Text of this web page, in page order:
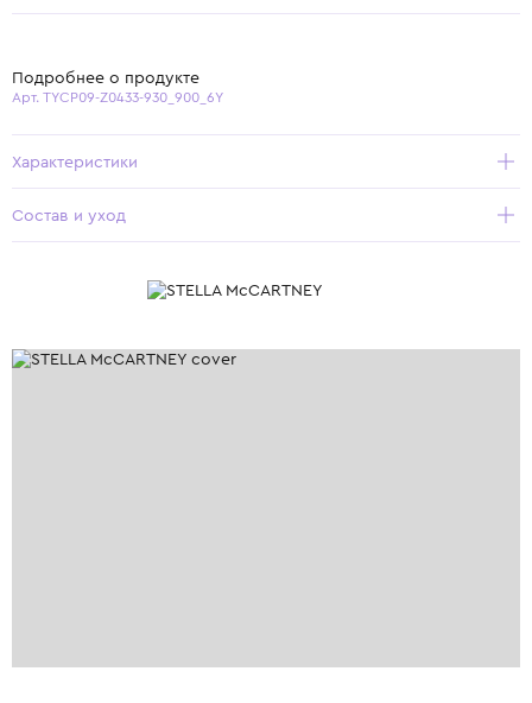
Подробнее о продукте
Арт. TYCP09-Z0433-930_900_6Y
Характеристики
Состав и уход